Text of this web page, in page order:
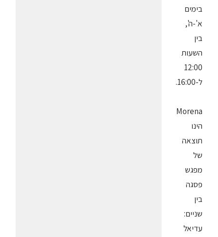
בימים
א'-ה',
בין
השעות
12:00
ל-16:00.
Morena
הינו
תוצאה
של
מפגש
פסגה
בין
שניים:
עדיאל